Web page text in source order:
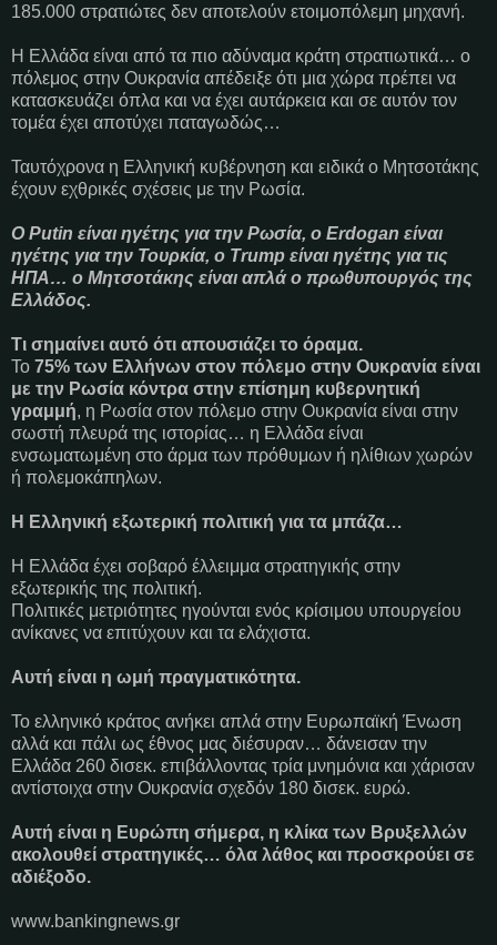
185.000 στρατιώτες δεν αποτελούν ετοιμοπόλεμη μηχανή.
Η Ελλάδα είναι από τα πιο αδύναμα κράτη στρατιωτικά… ο
πόλεμος στην Ουκρανία απέδειξε ότι μια χώρα πρέπει να
κατασκευάζει όπλα και να έχει αυτάρκεια και σε αυτόν τον
τομέα έχει αποτύχει παταγωδώς…
Ταυτόχρονα η Ελληνική κυβέρνηση και ειδικά ο Μητσοτάκης
έχουν εχθρικές σχέσεις με την Ρωσία.
Ο Putin είναι ηγέτης για την Ρωσία, ο Erdogan είναι
ηγέτης για την Τουρκία, ο Trump είναι ηγέτης για τις
ΗΠΑ… ο Μητσοτάκης είναι απλά ο πρωθυπουργός της
Ελλάδος.
Τι σημαίνει αυτό ότι απουσιάζει το όραμα.
Το 75% των Ελλήνων στον πόλεμο στην Ουκρανία είναι
με την Ρωσία κόντρα στην επίσημη κυβερνητική
γραμμή, η Ρωσία στον πόλεμο στην Ουκρανία είναι στην
σωστή πλευρά της ιστορίας… η Ελλάδα είναι
ενσωματωμένη στο άρμα των πρόθυμων ή ηλίθιων χωρών
ή πολεμοκάπηλων.
Η Ελληνική εξωτερική πολιτική για τα μπάζα…
Η Ελλάδα έχει σοβαρό έλλειμμα στρατηγικής στην
εξωτερικής της πολιτική.
Πολιτικές μετριότητες ηγούνται ενός κρίσιμου υπουργείου
ανίκανες να επιτύχουν και τα ελάχιστα.
Αυτή είναι η ωμή πραγματικότητα.
Το ελληνικό κράτος ανήκει απλά στην Ευρωπαϊκή Ένωση
αλλά και πάλι ως έθνος μας διέσυραν… δάνεισαν την
Ελλάδα 260 δισεκ. επιβάλλοντας τρία μνημόνια και χάρισαν
αντίστοιχα στην Ουκρανία σχεδόν 180 δισεκ. ευρώ.
Αυτή είναι η Ευρώπη σήμερα, η κλίκα των Βρυξελλών
ακολουθεί στρατηγικές… όλα λάθος και προσκρούει σε
αδιέξοδο.
www.bankingnews.gr